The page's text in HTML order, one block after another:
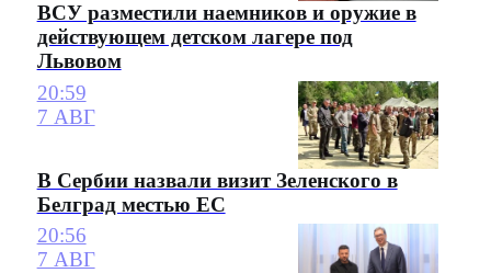
ВСУ разместили наемников и оружие в
действующем детском лагере под
Львовом
20:59
7 АВГ
В Сербии назвали визит Зеленского в
Белград местью ЕС
20:56
7 АВГ